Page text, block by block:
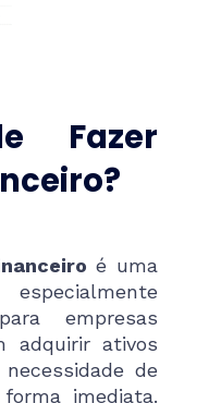
Fazer
é uma
empresas
adquirir ativos
de
imediata.